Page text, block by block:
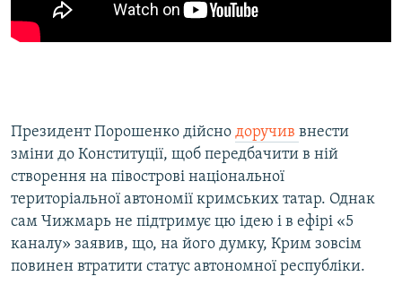
Президент Порошенко дійсно доручив внести
зміни до Конституції, щоб передбачити в ній
створення на півострові національної
територіальної автономії кримських татар. Однак
сам Чижмарь не підтримує цю ідею і в ефірі «5
каналу» заявив, що, на його думку, Крим зовсім
повинен втратити статус автономної республіки.